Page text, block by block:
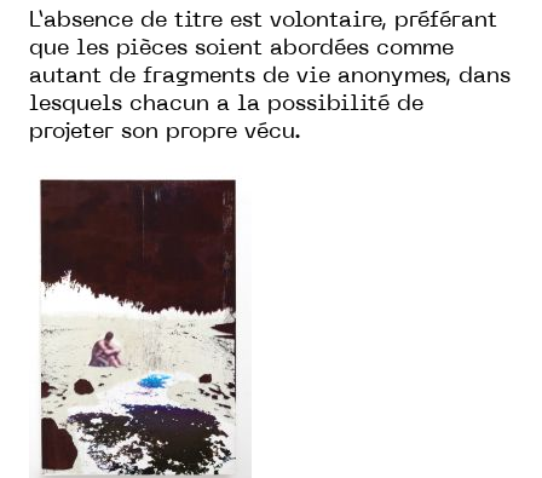
L’absence de titre est volontaire, préférant
que les pièces soient abordées comme
autant de fragments de vie anonymes, dans
lesquels chacun a la possibilité de
projeter son propre vécu.